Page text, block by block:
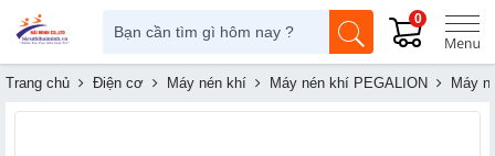
0
Trang chủ Điện cơ Máy nén khí Máy nén khí PEGALION Máy